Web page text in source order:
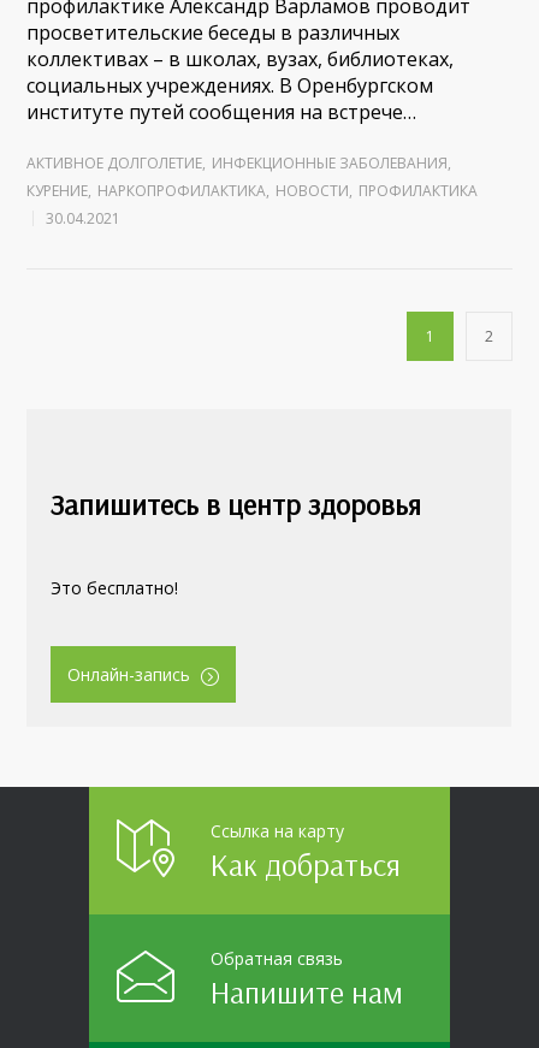
профилактике Александр Варламов проводит
просветительские беседы в различных
коллективах – в школах, вузах, библиотеках,
социальных учреждениях. В Оренбургском
институте путей сообщения на встрече…
АКТИВНОЕ ДОЛГОЛЕТИЕ, ИНФЕКЦИОННЫЕ ЗАБОЛЕВАНИЯ,
КУРЕНИЕ, НАРКОПРОФИЛАКТИКА, НОВОСТИ, ПРОФИЛАКТИКА
30.04.2021
1 2
Запишитесь в центр здоровья
Это бесплатно!
Онлайн-запись
Ссылка на карту
Как добраться
Обратная связь
Напишите нам